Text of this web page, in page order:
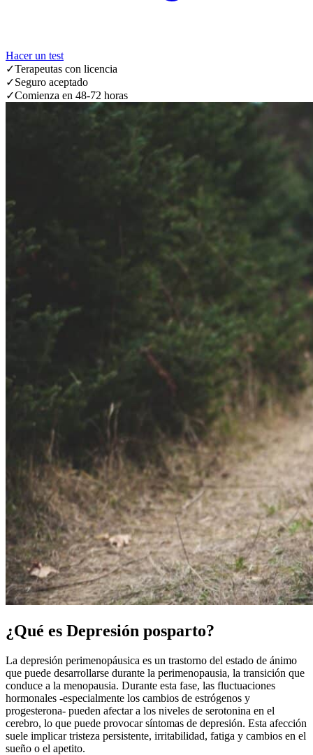
Hacer un test
✓Terapeutas con licencia
✓Seguro aceptado
✓Comienza en 48-72 horas
¿Qué es Depresión posparto?
La depresión perimenopáusica es un trastorno del estado de ánimo
que puede desarrollarse durante la perimenopausia, la transición que
conduce a la menopausia. Durante esta fase, las fluctuaciones
hormonales -especialmente los cambios de estrógenos y
progesterona- pueden afectar a los niveles de serotonina en el
cerebro, lo que puede provocar síntomas de depresión. Esta afección
suele implicar tristeza persistente, irritabilidad, fatiga y cambios en el
sueño o el apetito.